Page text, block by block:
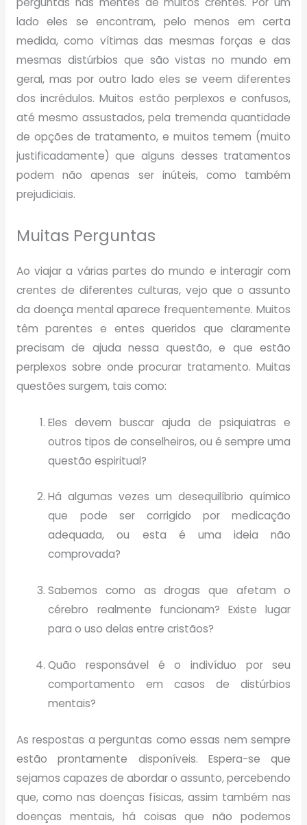
lado eles se encontram, pelo menos em certa
medida, como vítimas das mesmas forças e das
mesmas distúrbios que são vistas no mundo em
geral, mas por outro lado eles se veem diferentes
dos incrédulos. Muitos estão perplexos e confusos,
até mesmo assustados, pela tremenda quantidade
de opções de tratamento, e muitos temem (muito
justificadamente) que alguns desses tratamentos
podem não apenas ser inúteis, como também
prejudiciais.
Muitas Perguntas
Ao viajar a várias partes do mundo e interagir com
crentes de diferentes culturas, vejo que o assunto
da doença mental aparece frequentemente. Muitos
têm parentes e entes queridos que claramente
precisam de ajuda nessa questão, e que estão
perplexos sobre onde procurar tratamento. Muitas
questões surgem, tais como:
Eles devem buscar ajuda de psiquiatras e
outros tipos de conselheiros, ou é sempre uma
questão espiritual?
Há algumas vezes um desequilíbrio químico
que pode ser corrigido por medicação
adequada, ou esta é uma ideia não
comprovada?
Sabemos como as drogas que afetam o
cérebro realmente funcionam? Existe lugar
para o uso delas entre cristãos?
Quão responsável é o indivíduo por seu
comportamento em casos de distúrbios
mentais?
As respostas a perguntas como essas nem sempre
estão prontamente disponíveis. Espera-se que
sejamos capazes de abordar o assunto, percebendo
que, como nas doenças físicas, assim também nas
doenças mentais, há coisas que não podemos